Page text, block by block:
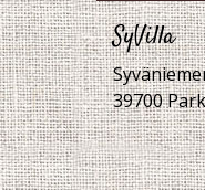
SyVilla
39700